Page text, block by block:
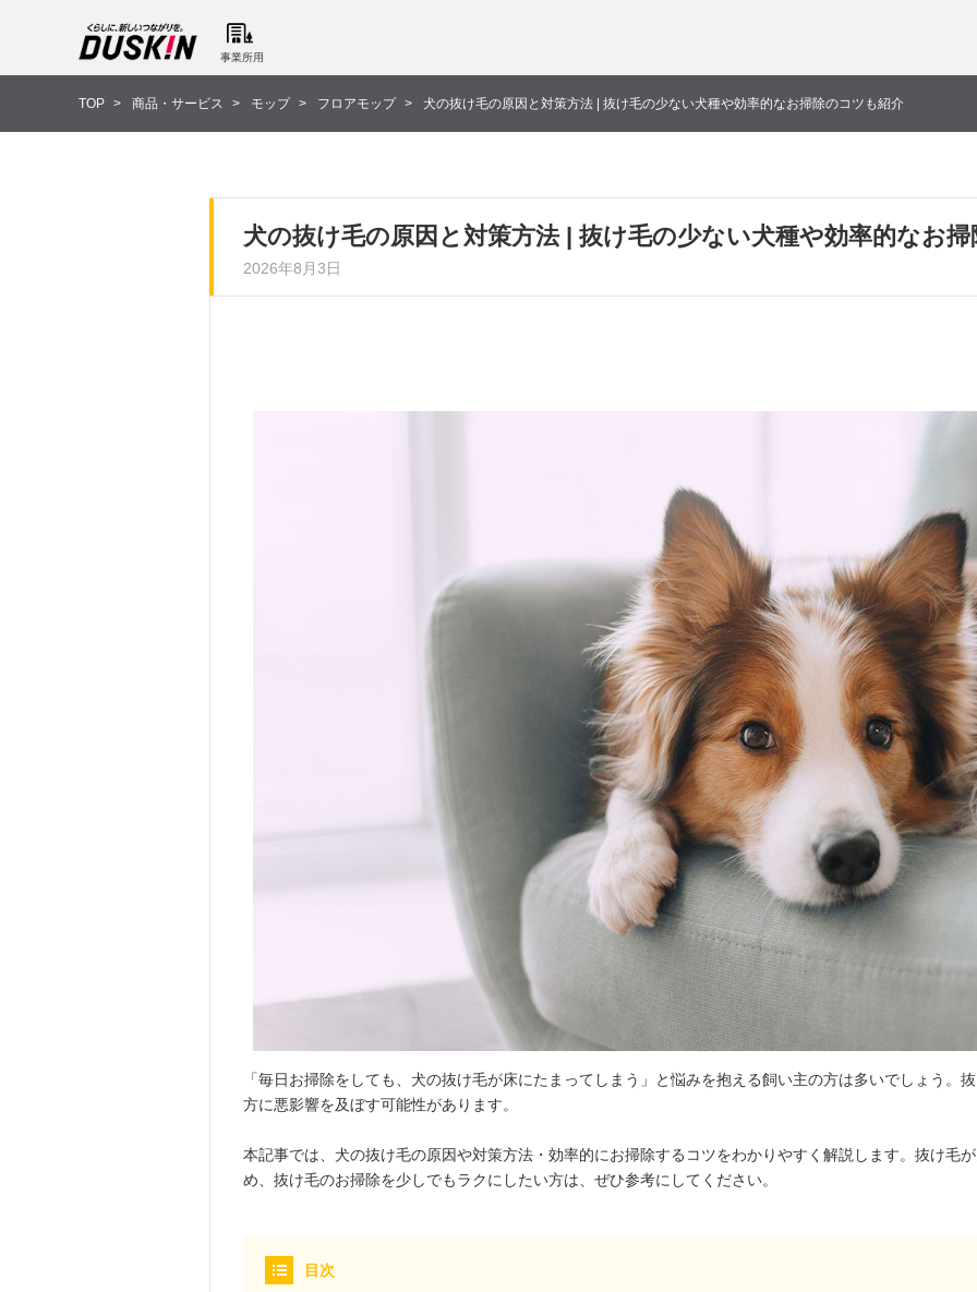
事業所用
TOP 商品・サービス モップ フロアモップ 犬の抜け毛の原因と対策方法 | 抜け毛の少ない犬種や効率的なお掃除のコツも紹介
犬の抜け毛の原因と対策方法 | 抜け毛の少ない犬種や効率的なお
2026年8月3日
「毎日お掃除をしても、犬の抜け毛が床にたまってしまう」と悩みを抱える飼い主の方は多いでしょう。
方に悪影響を及ぼす可能性があります。
本記事では、犬の抜け毛の原因や対策方法・効率的にお掃除するコツをわかりやすく解説します。抜け毛
め、抜け毛のお掃除を少しでもラクにしたい方は、ぜひ参考にしてください。
目次